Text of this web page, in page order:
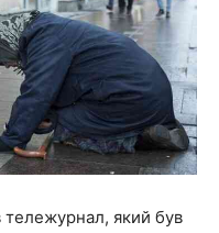
тележурнал, який був